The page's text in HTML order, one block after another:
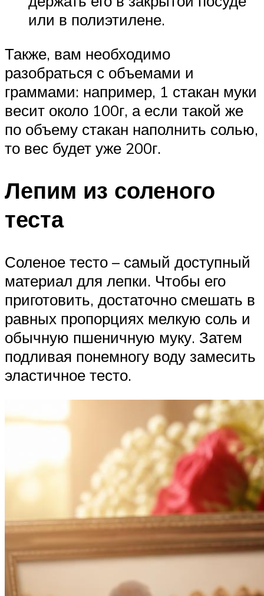
или в полиэтилене.
Также, вам необходимо
разобраться с объемами и
граммами: например, 1 стакан муки
весит около 100г, а если такой же
по объему стакан наполнить солью,
то вес будет уже 200г.
Лепим из соленого
теста
Соленое тесто – самый доступный
материал для лепки. Чтобы его
приготовить, достаточно смешать в
равных пропорциях мелкую соль и
обычную пшеничную муку. Затем
подливая понемногу воду замесить
эластичное тесто.